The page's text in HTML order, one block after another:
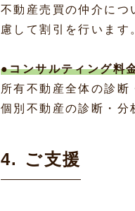
不動産売買の仲介につ
慮して割引を行います
●コンサルティング料
所有不動産全体の診
個別不動産の診断・分
4. ご支援